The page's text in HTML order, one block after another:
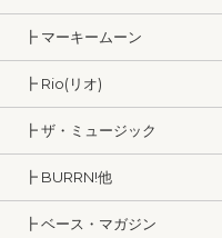
┣ マーキームーン
┣ Rio(リオ)
┣ ザ・ミュージック
┣ BURRN!他
┣ ベース・マガジン